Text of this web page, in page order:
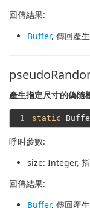
回傳結果:
Buffer, 傳回產
產生指定尺寸的偽
1 static
呼叫參數:
size: Integer,
回傳結果:
Buffer, 傳回產